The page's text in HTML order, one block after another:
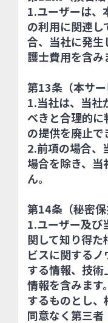
1.ユーザーは、
の利用に関連
合、当社に発
護士費用を含み
第13条（本サー
1.当社は、当社
べきと合理的
の提供を廃止で
2.前項の場合、
場合を除き、当
ん。
第14条（秘密保
1.ユーザー及び
関して知り得た
ビスに関する
する情報、技
情報を含みます
するものとし、
同意なく第三